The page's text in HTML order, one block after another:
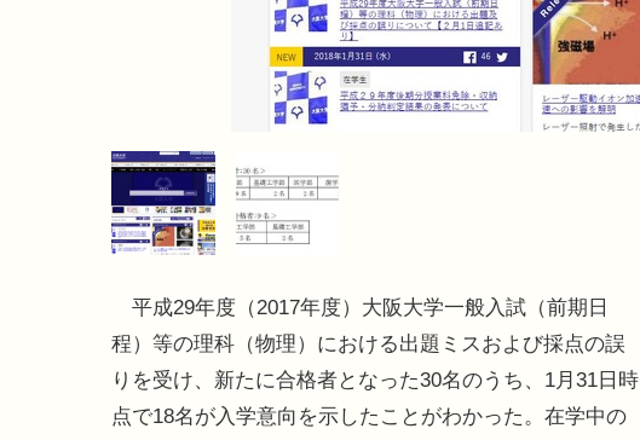
平成29年度（2017年度）大阪大学一般入試（前期日
程）等の理科（物理）における出題ミスおよび採点の誤
りを受け、新たに合格者となった30名のうち、1月31日時
点で18名が入学意向を示したことがわかった。在学中の